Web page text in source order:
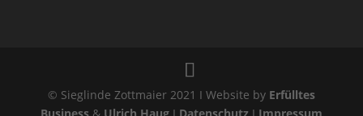
© Sieglinde Zottmaier 2021 I Website by Erfülltes
Business& Ulrich HaugI Datenschutz I Impressum